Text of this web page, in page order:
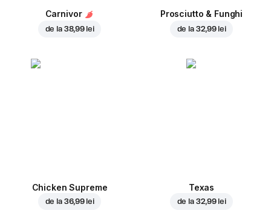
Carnivor
de la 38,99 lei
Prosciutto & Funghi
de la 32,99 lei
Chicken Supreme
de la 36,99 lei
Texas
de la 32,99 lei